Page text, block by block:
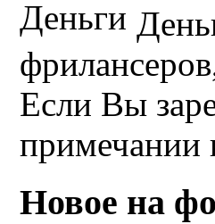
Если Вы
примечании
Новое на